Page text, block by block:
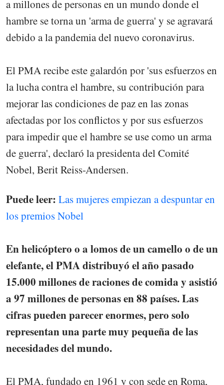
a millones de personas en un mundo donde el
hambre se torna un 'arma de guerra' y se agravará
debido a la pandemia del nuevo coronavirus.
El PMA recibe este galardón por 'sus esfuerzos en
la lucha contra el hambre, su contribución para
mejorar las condiciones de paz en las zonas
afectadas por los conflictos y por sus esfuerzos
para impedir que el hambre se use como un arma
de guerra', declaró la presidenta del Comité
Nobel, Berit Reiss-Andersen.
Puede leer: Las mujeres empiezan a despuntar en
los premios Nobel
En helicóptero o a lomos de un camello o de un
elefante, el PMA distribuyó el año pasado
15.000 millones de raciones de comida y asistió
a 97 millones de personas en 88 países. Las
cifras pueden parecer enormes, pero solo
representan una parte muy pequeña de las
necesidades del mundo.
El PMA, fundado en 1961 y con sede en Roma,